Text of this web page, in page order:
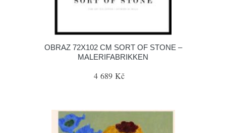
OBRAZ 72X102 CM SORT OF STONE –
MALERIFABRIKKEN
4 689 Kč